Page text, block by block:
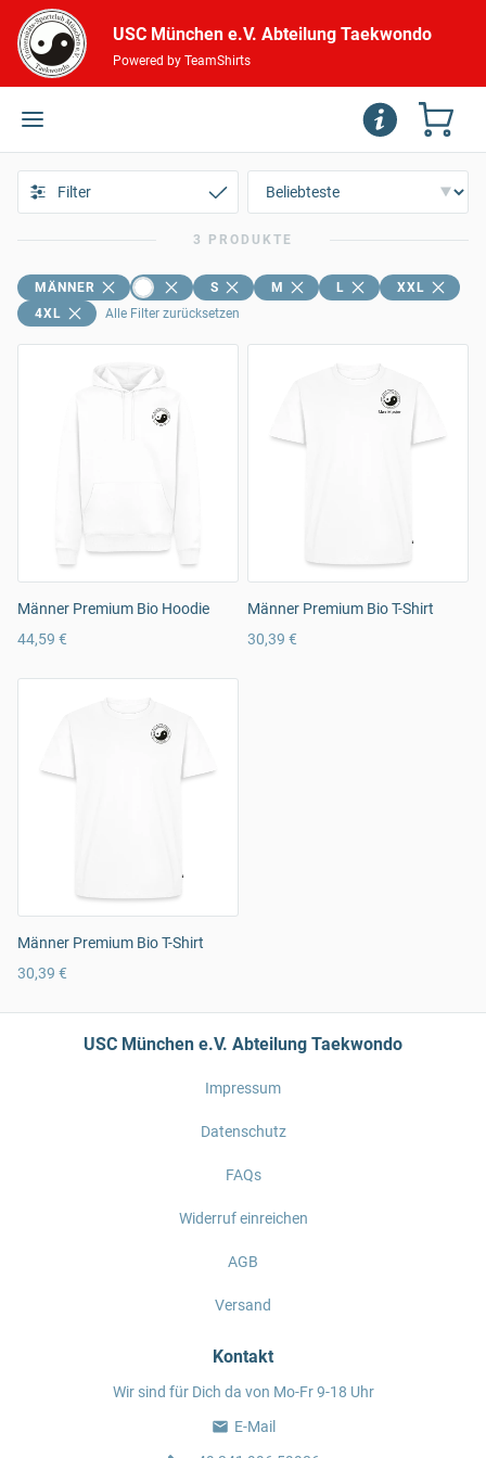
USC München e.V. Abteilung Taekwondo
Powered by TeamShirts
Filter
3 PRODUKTE
MÄNNER S M L
XXL
4XL
Alle Filter zurücksetzen
Männer Premium Bio Hoodie
44,59 €
Männer Premium Bio T-Shirt
30,39 €
Männer Premium Bio T-Shirt
30,39 €
USC München e.V. Abteilung Taekwondo
Impressum
Datenschutz
FAQs
Widerruf einreichen
AGB
Versand
Kontakt
Wir sind für Dich da von Mo-Fr 9-18 Uhr
E-Mail